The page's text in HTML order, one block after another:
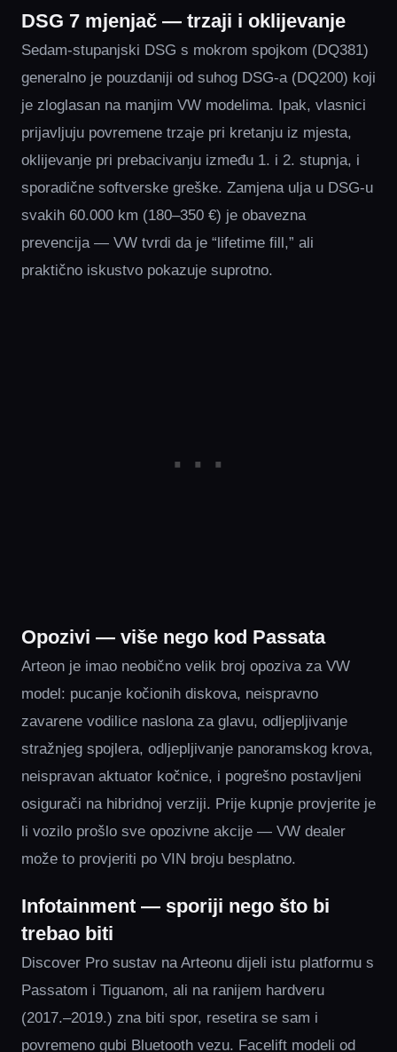
DSG 7 mjenjač — trzaji i oklijevanje
Sedam-stupanjski DSG s mokrom spojkom (DQ381)
generalno je pouzdaniji od suhog DSG-a (DQ200) koji
je zloglasan na manjim VW modelima. Ipak, vlasnici
prijavljuju povremene trzaje pri kretanju iz mjesta,
oklijevanje pri prebacivanju između 1. i 2. stupnja, i
sporadične softverske greške. Zamjena ulja u DSG-u
svakih 60.000 km (180–350 €) je obavezna
prevencija — VW tvrdi da je “lifetime fill,” ali
praktično iskustvo pokazuje suprotno.
Opozivi — više nego kod Passata
Arteon je imao neobično velik broj opoziva za VW
model: pucanje kočionih diskova, neispravno
zavarene vodilice naslona za glavu, odljepljivanje
stražnjeg spojlera, odljepljivanje panoramskog krova,
neispravan aktuator kočnice, i pogrešno postavljeni
osigurači na hibridnoj verziji. Prije kupnje provjerite je
li vozilo prošlo sve opozivne akcije — VW dealer
može to provjeriti po VIN broju besplatno.
Infotainment — sporiji nego što bi
trebao biti
Discover Pro sustav na Arteonu dijeli istu platformu s
Passatom i Tiguanom, ali na ranijem hardveru
(2017.–2019.) zna biti spor, resetira se sam i
povremeno gubi Bluetooth vezu. Facelift modeli od